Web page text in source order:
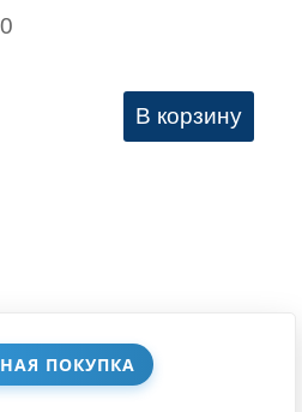
ПОКУПКА
В корзину